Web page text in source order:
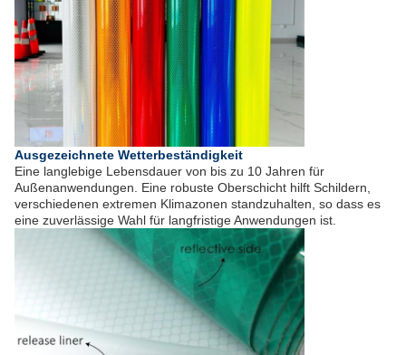
Ausgezeichnete Wetterbeständigkeit
Eine langlebige Lebensdauer von bis zu 10 Jahren für
Außenanwendungen. Eine robuste Oberschicht hilft Schildern,
verschiedenen extremen Klimazonen standzuhalten, so dass es
eine zuverlässige Wahl für langfristige Anwendungen ist.